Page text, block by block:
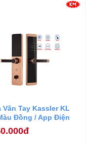
Vân Tay Kassler KL
Đồng / App Điện